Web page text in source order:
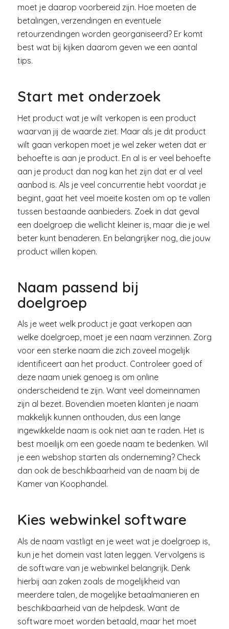
moet je daarop voorbereid zijn. Hoe moeten de
betalingen, verzendingen en eventuele
retourzendingen worden georganiseerd? Er komt
best wat bij kijken daarom geven we een aantal
tips.
Start met onderzoek
Het product wat je wilt verkopen is een product
waarvan jij de waarde ziet. Maar als je dit product
wilt gaan verkopen moet je wel zeker weten dat er
behoefte is aan je product. En al is er veel behoefte
aan je product dan nog kan het zijn dat er al veel
aanbod is. Als je veel concurrentie hebt voordat je
begint, gaat het veel moeite kosten om op te vallen
tussen bestaande aanbieders. Zoek in dat geval
een doelgroep die wellicht kleiner is, maar die je wel
beter kunt benaderen. En belangrijker nog, die jouw
product willen kopen.
Naam passend bij
doelgroep
Als je weet welk product je gaat verkopen aan
welke doelgroep, moet je een naam verzinnen. Zorg
voor een sterke naam die zich zoveel mogelijk
identificeert aan het product. Controleer goed of
deze naam uniek genoeg is om online
onderscheidend te zijn. Want veel domeinnamen
zijn al bezet. Bovendien moeten klanten je naam
makkelijk kunnen onthouden, dus een lange
ingewikkelde naam is ook niet aan te raden. Het is
best moeilijk om een goede naam te bedenken. Wil
je een webshop starten als onderneming? Check
dan ook de beschikbaarheid van de naam bij de
Kamer van Koophandel.
Kies webwinkel software
Als de naam vastligt en je weet wat je doelgroep is,
kun je het domein vast laten leggen. Vervolgens is
de software van je webwinkel belangrijk. Denk
hierbij aan zaken zoals de mogelijkheid van
meerdere talen, de mogelijke betaalmanieren en
beschikbaarheid van de helpdesk. Want de
software moet worden betaald, maar het moet